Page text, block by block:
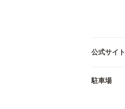
公式サイト
駐車場